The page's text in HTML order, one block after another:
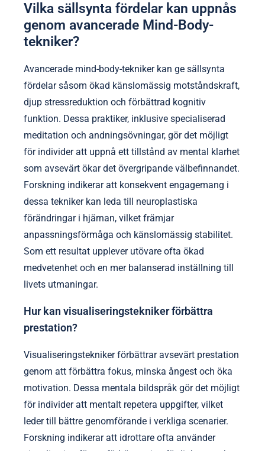
Vilka sällsynta fördelar kan uppnås
genom avancerade Mind-Body-
tekniker?
Avancerade mind-body-tekniker kan ge sällsynta
fördelar såsom ökad känslomässig motståndskraft,
djup stressreduktion och förbättrad kognitiv
funktion. Dessa praktiker, inklusive specialiserad
meditation och andningsövningar, gör det möjligt
för individer att uppnå ett tillstånd av mental klarhet
som avsevärt ökar det övergripande välbefinnandet.
Forskning indikerar att konsekvent engagemang i
dessa tekniker kan leda till neuroplastiska
förändringar i hjärnan, vilket främjar
anpassningsförmåga och känslomässig stabilitet.
Som ett resultat upplever utövare ofta ökad
medvetenhet och en mer balanserad inställning till
livets utmaningar.
Hur kan visualiseringstekniker förbättra
prestation?
Visualiseringstekniker förbättrar avsevärt prestation
genom att förbättra fokus, minska ångest och öka
motivation. Dessa mentala bildspråk gör det möjligt
för individer att mentalt repetera uppgifter, vilket
leder till bättre genomförande i verkliga scenarier.
Forskning indikerar att idrottare ofta använder